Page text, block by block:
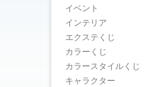
イベント
インテリア
エクステくじ
カラーくじ
カラースタイルくじ
キャラクター